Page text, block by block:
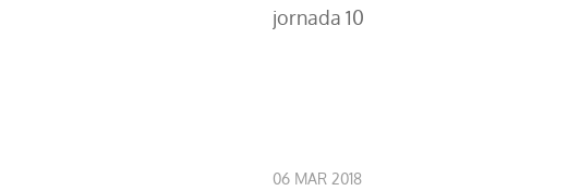
jornada 10
06 MAR 2018